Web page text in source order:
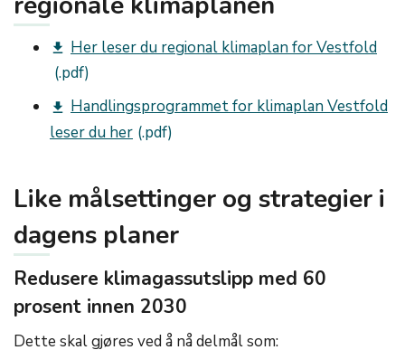
get_app Her leser du regional klimaplan for Vestfold
get_app Handlingsprogrammet for klimaplan Vestfold
leser du her
Like målsettinger og strategier i
dagens planer
Redusere klimagassutslipp med 60
prosent innen 2030
Dette skal gjøres ved å nå delmål som: